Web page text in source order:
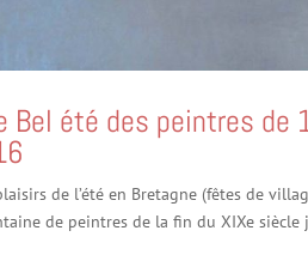
Bel été des peintres
de l’été en Bretagne (fêtes de
de peintres de la fin du XIXe siècle